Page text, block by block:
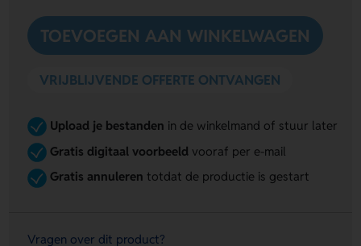
TOEVOEGEN AAN WINKELWAGEN
VRIJBLIJVENDE OFFERTE ONTVANGEN
Upload je bestanden in de winkelmand of stuur later
Gratis digitaal voorbeeldvooraf per e-mail
Gratis annuleren totdat de productie is gestart
Vragen over dit product?